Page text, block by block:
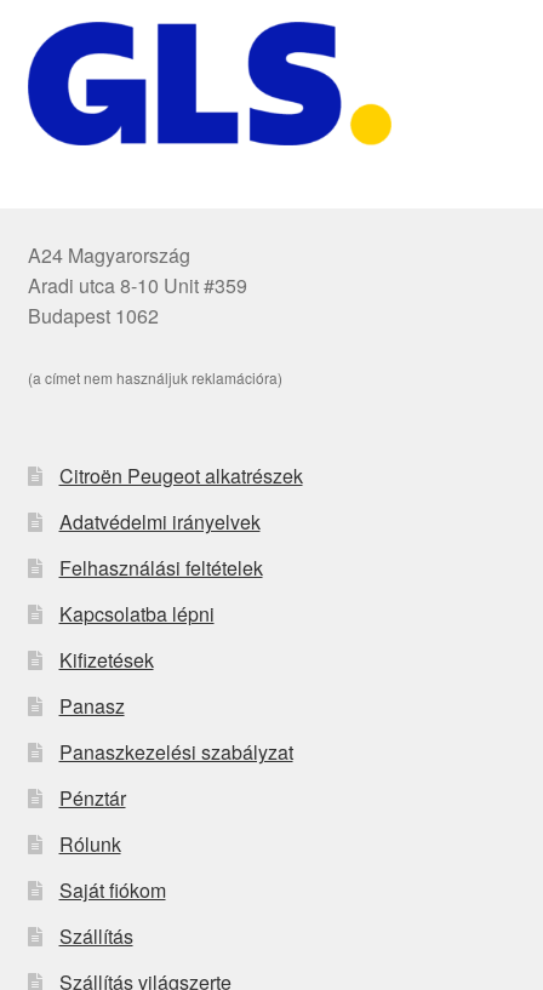
A24 Magyarország
Aradi utca 8-10 Unit #359
Budapest 1062
(a címet nem használjuk reklamációra)
Citroën Peugeot alkatrészek
Adatvédelmi irányelvek
Felhasználási feltételek
Kapcsolatba lépni
Kifizetések
Panasz
Panaszkezelési szabályzat
Pénztár
Rólunk
Saját fiókom
Szállítás
Szállítás világszerte